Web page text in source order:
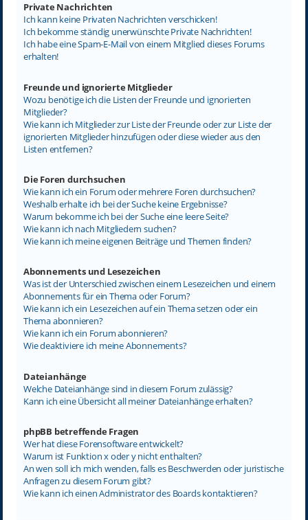
Private Nachrichten
Ich kann keine Privaten Nachrichten verschicken!
Ich bekomme ständig unerwünschte Private Nachrichten!
Ich habe eine Spam-E-Mail von einem Mitglied dieses Forums
erhalten!
Freunde und ignorierte Mitglieder
Wozu benötige ich die Listen der Freunde und ignorierten
Mitglieder?
Wie kann ich Mitglieder zur Liste der Freunde oder zur Liste der
ignorierten Mitglieder hinzufügen oder diese wieder aus den
Listen entfernen?
Die Foren durchsuchen
Wie kann ich ein Forum oder mehrere Foren durchsuchen?
Weshalb erhalte ich bei der Suche keine Ergebnisse?
Warum bekomme ich bei der Suche eine leere Seite?
Wie kann ich nach Mitgliedern suchen?
Wie kann ich meine eigenen Beiträge und Themen finden?
Abonnements und Lesezeichen
Was ist der Unterschied zwischen einem Lesezeichen und einem
Abonnements für ein Thema oder Forum?
Wie kann ich ein Lesezeichen auf ein Thema setzen oder ein
Thema abonnieren?
Wie kann ich ein Forum abonnieren?
Wie deaktiviere ich meine Abonnements?
Dateianhänge
Welche Dateianhänge sind in diesem Forum zulässig?
Kann ich eine Übersicht all meiner Dateianhänge erhalten?
phpBB betreffende Fragen
Wer hat diese Forensoftware entwickelt?
Warum ist Funktion x oder y nicht enthalten?
An wen soll ich mich wenden, falls es Beschwerden oder juristische
Anfragen zu diesem Forum gibt?
Wie kann ich einen Administrator des Boards kontaktieren?